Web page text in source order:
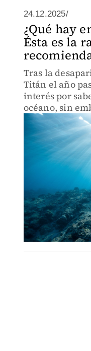
24.12.2025/
¿Qué hay
Ésta es la
Tras la
Titán el año
interés por
océano, sin
explorarlo,